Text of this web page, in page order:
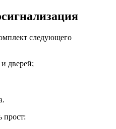
следующего
дверей;
прост: